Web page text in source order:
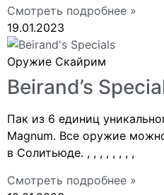
Смотреть подробнее »
19.01.2023
Оружие Скайрим
Beirand’s
Пак из 6 единиц
Magnum. Все оружие
в Солитьюде. , , , , , , , ,
Смотреть подробнее »